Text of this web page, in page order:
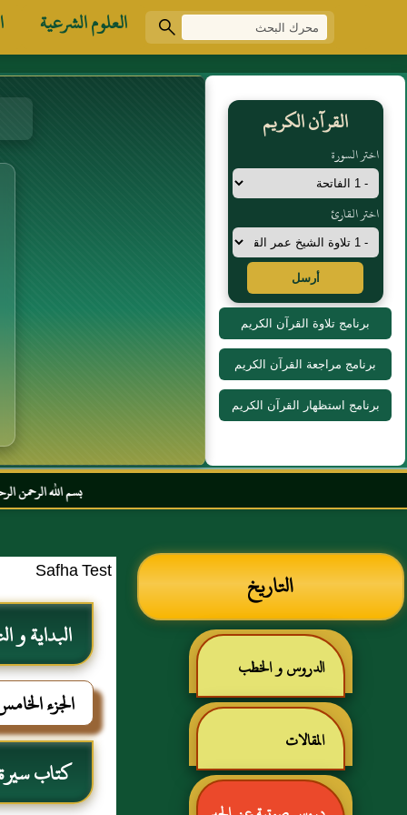
العلوم الشرعية
القرآن الكريم
اختر السورة
اختر القارئ
أرسل
برنامج تلاوة القرآن الكريم
برنامج مراجعة القرآن الكريم
برنامج استظهار القرآن الكريم
بسم الله الرحمن الرحيم
التاريخ
الدروس و الخطب
المقالات
Safha Test
البداية و
الجزء
كتاب